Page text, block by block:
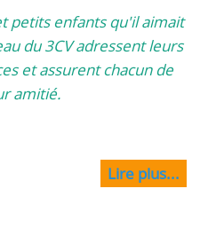
petits enfants qu'il aimait
du 3CV adressent leurs
et assurent chacun de
amitié.
Lire plus...